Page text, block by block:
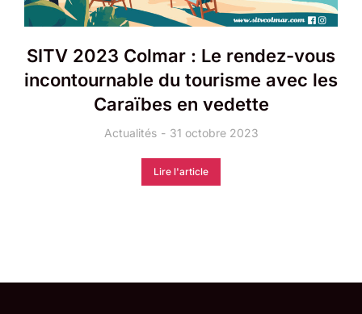
SITV 2023 Colmar : Le rendez-vous
incontournable du tourisme avec les
Caraïbes en vedette
Actualités 31 octobre 2023
Lire l'article